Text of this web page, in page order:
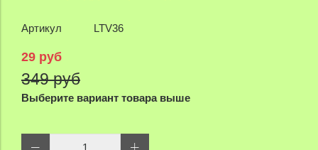
Артикул LTV36
29 руб
349 руб
Выберите вариант товара выше